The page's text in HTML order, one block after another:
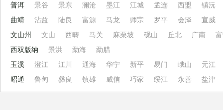
普洱
景谷 景东 澜沧 墨江 江城 孟连 西盟
镇沅
曲靖
沾益 陆良 富源 马龙 师宗 罗平 会泽
宣威
文山州
文山 西畴 马关 麻栗坡 砚山 丘北 广南
西双版纳
景洪 勐海
勐腊
玉溪
澄江 江川 通海 华宁 新平 易门 峨山
元江
昭通
鲁甸 彝良 镇雄 威信 巧家 绥江 永善 盐津